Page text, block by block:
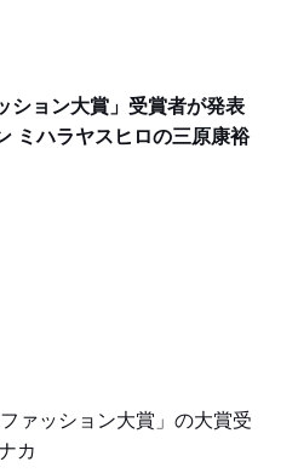
ション大賞」受賞者が発表
ミハラヤスヒロの三原康裕
ァッション大賞」の大賞受
カ